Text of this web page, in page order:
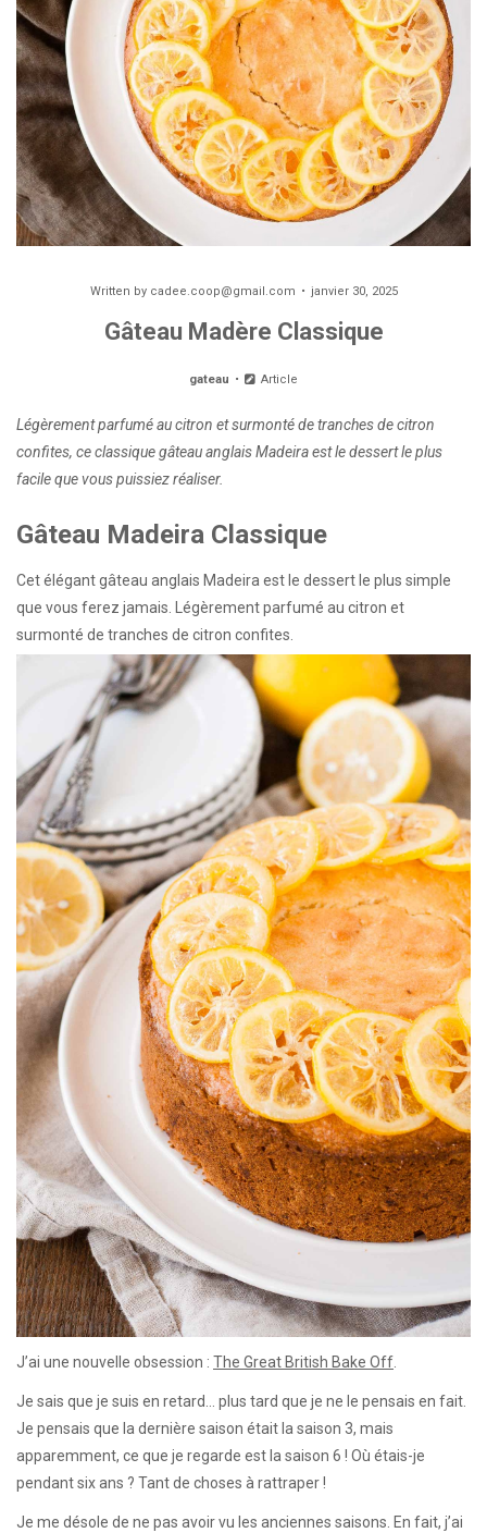
Written by cadee.coop@gmail.com janvier 30, 2025
Gâteau Madère Classique
gateau Article
Légèrement parfumé au citron et surmonté de tranches de citron
confites, ce classique gâteau anglais Madeira est le dessert le plus
facile que vous puissiez réaliser.
Gâteau Madeira Classique
Cet élégant gâteau anglais Madeira est le dessert le plus simple
que vous ferez jamais. Légèrement parfumé au citron et
surmonté de tranches de citron confites.
J’ai une nouvelle obsession : The Great British Bake Off
Je sais que je suis en retard… plus tard que je ne le pensais en fait.
Je pensais que la dernière saison était la saison 3, mais
apparemment, ce que je regarde est la saison 6 ! Où étais-je
pendant six ans ? Tant de choses à rattraper !
Je me désole de ne pas avoir vu les anciennes saisons. En fait, j’ai